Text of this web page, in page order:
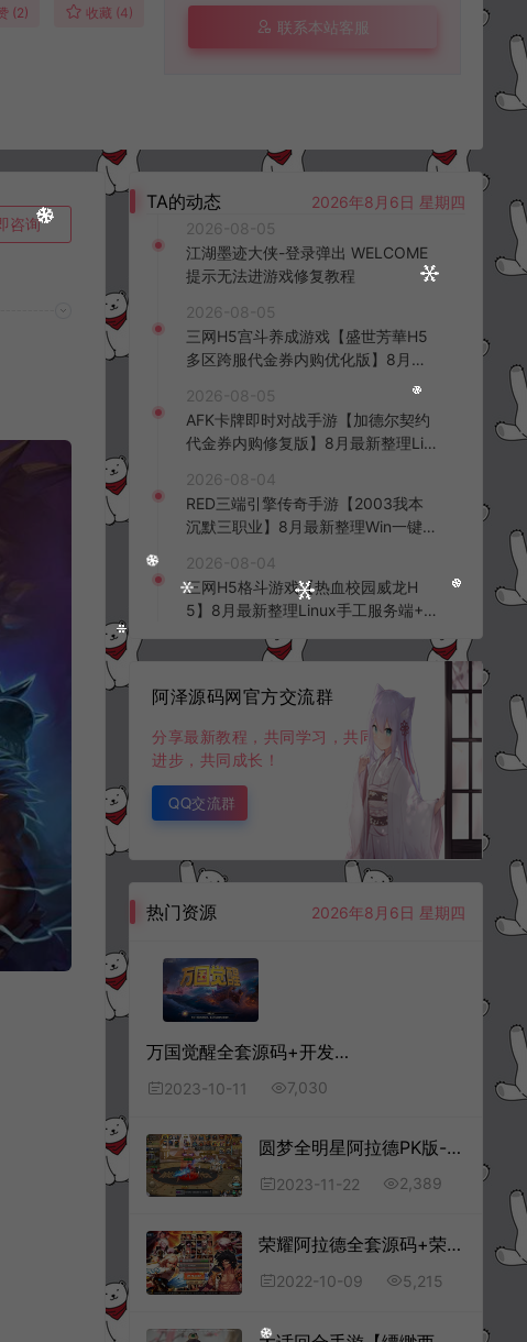
(2) 收藏 (4)
联系本站客服
咨询
TA的动态
2026年8月6日 星期四
2026-08-05
江湖墨迹大侠-登录弹出 WELCOME
提示无法进游戏修复教程
2026-08-05
三网H5宫斗养成游戏【盛世芳華H5
多区跨服代金券内购优化版】8月最
新整理Linux手工服务端+CDK授权后
台+全资源安卓+详细搭建教程+视频
教程
2026-08-05
AFK卡牌即时对战手游【加德尔契约
代金券内购修复版】8月最新整理Lin
K授权后台+安卓苹果双端+详细搭建
教程+视频教程
2026-08-04
RED三端引擎传奇手游【2003我本
沉默三职业】8月最新整理Win一键
2026-08-04
三网H5格斗游戏【热血校园威龙H
5】8月最新整理Linux手工服务端+W
户端+详细搭建教程
阿泽源码网官方交流群
分享最新教程，共同学习，共同
进步，共同成长！
QQ交流群
热门资源 2026年8月6日 星期四
万国觉醒全套源码+开发文档
2023-10-11 7,030
圆梦全明星阿拉德PK版-客户端源码
2023-11-22 2,389
荣耀阿拉德全套源码+荣耀大陆全套表+荣耀云上未央全套表
2022-10-09 5,215